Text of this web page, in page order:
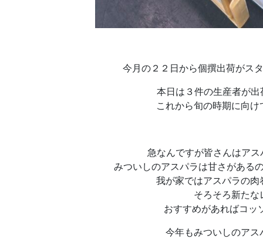
今月の２２日から個撰出荷がス
本日は３件の生産者が出
これから旬の時期に向
急なんですが皆さんはア
みついしのアスパラは甘さがある
我が家ではアスパラの
そろそろ新た
おすすめがあればコ
今年もみついしのア